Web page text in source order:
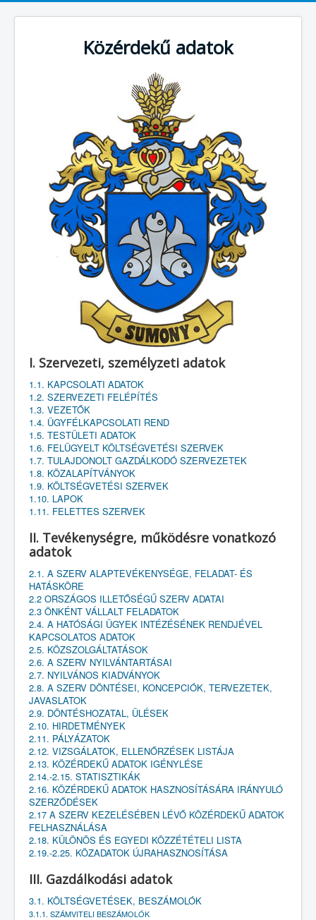
Közérdekű adatok
I. Szervezeti, személyzeti adatok
1.1. KAPCSOLATI ADATOK
1.2. SZERVEZETI FELÉPÍTÉS
1.3. VEZETŐK
1.4. ÜGYFÉLKAPCSOLATI REND
1.5. TESTÜLETI ADATOK
1.6. FELÜGYELT KÖLTSÉGVETÉSI SZERVEK
1.7. TULAJDONOLT GAZDÁLKODÓ SZERVEZETEK
1.8. KÖZALAPÍTVÁNYOK
1.9. KÖLTSÉGVETÉSI SZERVEK
1.10. LAPOK
1.11. FELETTES SZERVEK
II. Tevékenységre, működésre vonatkozó
adatok
2.1. A SZERV ALAPTEVÉKENYSÉGE, FELADAT- ÉS
HATÁSKÖRE
2.2 ORSZÁGOS ILLETŐSÉGŰ SZERV ADATAI
2.3 ÖNKÉNT VÁLLALT FELADATOK
2.4. A HATÓSÁGI ÜGYEK INTÉZÉSÉNEK RENDJÉVEL
KAPCSOLATOS ADATOK
2.5. KÖZSZOLGÁLTATÁSOK
2.6. A SZERV NYILVÁNTARTÁSAI
2.7. NYILVÁNOS KIADVÁNYOK
2.8. A SZERV DÖNTÉSEI, KONCEPCIÓK, TERVEZETEK,
JAVASLATOK
2.9. DÖNTÉSHOZATAL, ÜLÉSEK
2.10. HIRDETMÉNYEK
2.11. PÁLYÁZATOK
2.12. VIZSGÁLATOK, ELLENŐRZÉSEK LISTÁJA
2.13. KÖZÉRDEKŰ ADATOK IGÉNYLÉSE
2.14.-2.15. STATISZTIKÁK
2.16. KÖZÉRDEKŰ ADATOK HASZNOSÍTÁSÁRA IRÁNYULÓ
SZERZŐDÉSEK
2.17 A SZERV KEZELÉSÉBEN LÉVŐ KÖZÉRDEKŰ ADATOK
FELHASZNÁLÁSA
2.18. KÜLÖNÖS ÉS EGYEDI KÖZZÉTÉTELI LISTA
2.19.-2.25. KÖZADATOK ÚJRAHASZNOSÍTÁSA
III. Gazdálkodási adatok
3.1. KÖLTSÉGVETÉSEK, BESZÁMOLÓK
3.1.1. SZÁMVITELI BESZÁMOLÓK